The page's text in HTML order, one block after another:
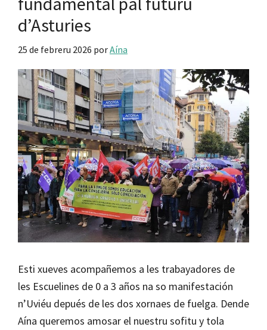
d’Asturies
25 de febreru 2026 porAína
Esti xueves acompañemos a les trabayadores de
les Escuelines de 0 a 3 años na so manifestación
n’Uviéu depués de les dos xornaes de fuelga. Dende
Aína queremos amosar el nuestru sofitu y tola